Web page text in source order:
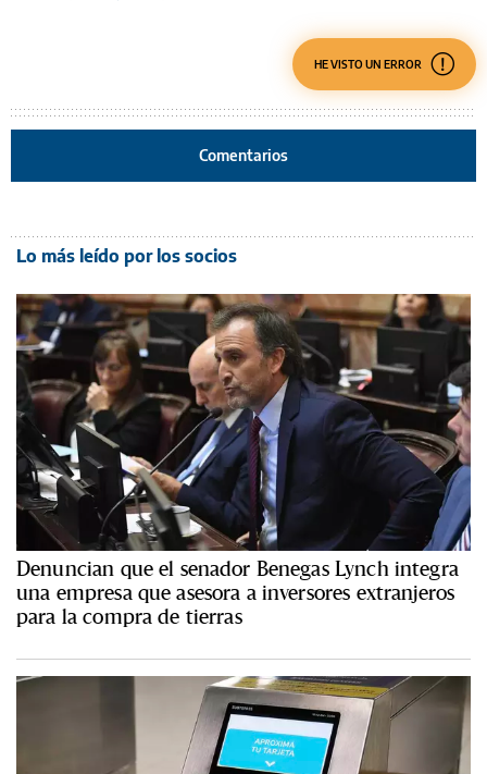
HE VISTO UN ERROR
Comentarios
Lo más leído por los socios
Denuncian que el senador Benegas Lynch integra
una empresa que asesora a inversores extranjeros
para la compra de tierras